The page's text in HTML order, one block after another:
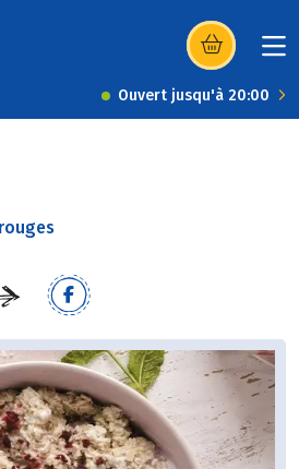
(s’ouvre dans
Ouvert jusqu'à 20:00